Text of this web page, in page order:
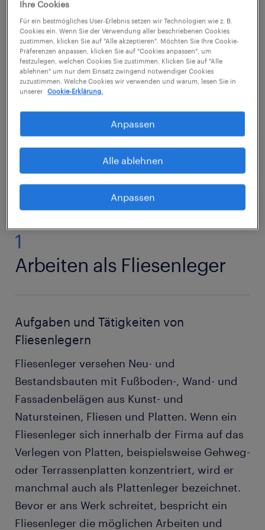
und Maschinen, beispielsweise
Fliesenschneider oder Flex mit
Diamantscheiben. Wurden alle Fugen
eingeschlämmt oder mit Silikon abgedichtet,
Fliesenleger Roles
1
Arbeiten als Fliesenleger
Aufgaben und Tätigkeiten von
Fliesenlegern
Fliesenleger versehen Neu- und
Bestandsbauten mit Fußboden-, Wand- und
Fassadenbelägen aus Kunst- und
Natursteinen, Fliesen und Platten. Wenn ein
Fliesenleger sich innerhalb der Firma auf das
Verlegen von Platten, beispielsweise Gehweg-
oder Terrassenplatten konzentriert, wird er
manchmal auch als Plattenleger bezeichnet.
Bevor er ans Werk schreitet, bespricht ein
Fliesenleger die möglichen Arbeiten und
Ihre Cookies
Für ein bestmögliches User-Erlebnis setzen wir Technologien wie z. B.
Cookies ein. Wenn Sie der Verwendung aller beschriebenen Cookies
zustimmen, klicken Sie auf "Alle akzeptieren". Möchten Sie Ihre Cookie-
Präferenzen anpassen, klicken Sie auf "Cookies anpassen", um
festzulegen, welchen Cookies Sie zustimmen. Klicken Sie auf "Alle
ablehnen" um nur dem Einsatz zwingend notwendiger Cookies
zuzustimmen. Welche Cookies wir verwenden und warum, lesen Sie in
unserer
Cookie-Erklärung.
Anpassen
Alle ablehnen
Anpassen